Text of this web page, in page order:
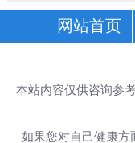
网站首页
本站内容仅供咨询参
如果您对自己健康方